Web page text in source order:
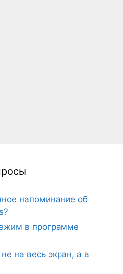
напоминание об
в программе
не на весь экран, а в